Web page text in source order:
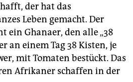
der hat das
Leben gemacht. Der
ein Ghanaer, den alle „38
an einem Tag 38 Kisten, je
mit Tomaten bestückt. Das
Afrikaner schaffen in der